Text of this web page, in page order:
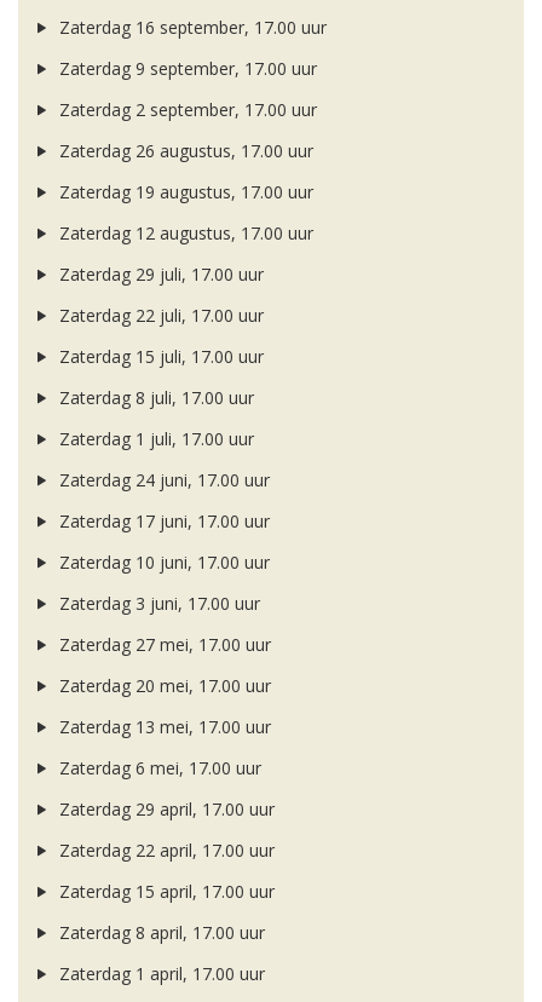
Zaterdag 16 september, 17.00 uur
Zaterdag 9 september, 17.00 uur
Zaterdag 2 september, 17.00 uur
Zaterdag 26 augustus, 17.00 uur
Zaterdag 19 augustus, 17.00 uur
Zaterdag 12 augustus, 17.00 uur
Zaterdag 29 juli, 17.00 uur
Zaterdag 22 juli, 17.00 uur
Zaterdag 15 juli, 17.00 uur
Zaterdag 8 juli, 17.00 uur
Zaterdag 1 juli, 17.00 uur
Zaterdag 24 juni, 17.00 uur
Zaterdag 17 juni, 17.00 uur
Zaterdag 10 juni, 17.00 uur
Zaterdag 3 juni, 17.00 uur
Zaterdag 27 mei, 17.00 uur
Zaterdag 20 mei, 17.00 uur
Zaterdag 13 mei, 17.00 uur
Zaterdag 6 mei, 17.00 uur
Zaterdag 29 april, 17.00 uur
Zaterdag 22 april, 17.00 uur
Zaterdag 15 april, 17.00 uur
Zaterdag 8 april, 17.00 uur
Zaterdag 1 april, 17.00 uur